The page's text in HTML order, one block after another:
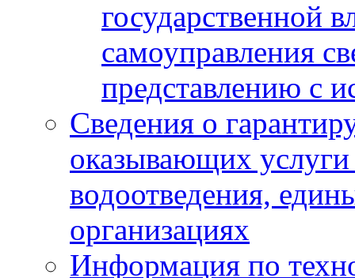
государственной
самоуправления
представлению с
Сведения о
оказывающих
водоотведения,
организациях
Информация по